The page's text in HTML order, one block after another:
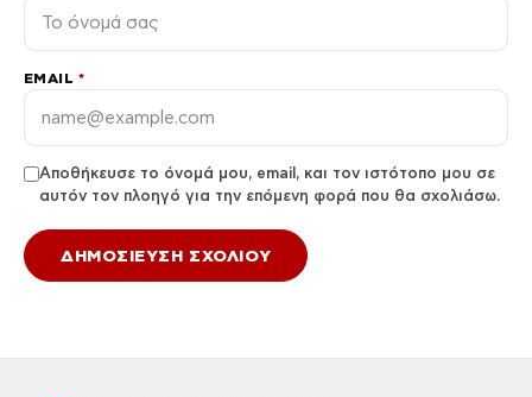
EMAIL *
Αποθήκευσε το όνομά μου, email, και τον ιστότοπο μου σε
αυτόν τον πλοηγό για την επόμενη φορά που θα σχολιάσω.